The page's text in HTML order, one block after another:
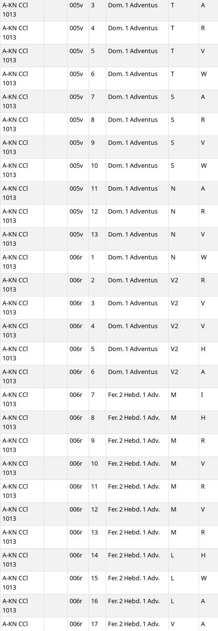
A-KN CCl
1013
005v 3 Dom. 1 Adventus T A
A-KN CCl
1013
005v 4 Dom. 1 Adventus T R
A-KN CCl
1013
005v 5 Dom. 1 Adventus T V
A-KN CCl
1013
005v 6 Dom. 1 Adventus T W
A-KN CCl
1013
005v 7 Dom. 1 Adventus S A
A-KN CCl
1013
005v 8 Dom. 1 Adventus S R
A-KN CCl
1013
005v 9 Dom. 1 Adventus S V
A-KN CCl
1013
005v 10 Dom. 1 Adventus S W
A-KN CCl
1013
005v 11 Dom. 1 Adventus N A
A-KN CCl
1013
005v 12 Dom. 1 Adventus N R
A-KN CCl
1013
005v 13 Dom. 1 Adventus N V
A-KN CCl
1013
006r 1 Dom. 1 Adventus N W
A-KN CCl
1013
006r 2 Dom. 1 Adventus V2 R
A-KN CCl
1013
006r 3 Dom. 1 Adventus V2 V
A-KN CCl
1013
006r 4 Dom. 1 Adventus V2 V
A-KN CCl
1013
006r 5 Dom. 1 Adventus V2 H
A-KN CCl
1013
006r 6 Dom. 1 Adventus V2 A
A-KN CCl
1013
006r 7 Fer. 2 Hebd. 1 Adv. M I
A-KN CCl
1013
006r 8 Fer. 2 Hebd. 1 Adv. M H
A-KN CCl
1013
006r 9 Fer. 2 Hebd. 1 Adv. M R
A-KN CCl
1013
006r 10 Fer. 2 Hebd. 1 Adv. M V
A-KN CCl
1013
006r 11 Fer. 2 Hebd. 1 Adv. M R
A-KN CCl
1013
006r 12 Fer. 2 Hebd. 1 Adv. M V
A-KN CCl
1013
006r 13 Fer. 2 Hebd. 1 Adv. M R
A-KN CCl
1013
006r 14 Fer. 2 Hebd. 1 Adv. L H
A-KN CCl
1013
006r 15 Fer. 2 Hebd. 1 Adv. L W
A-KN CCl
1013
006r 16 Fer. 2 Hebd. 1 Adv. L A
A-KN CCl
006r 17 Fer. 2 Hebd. 1 Adv. V A